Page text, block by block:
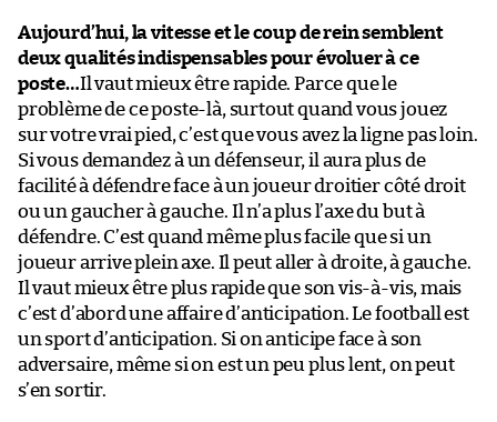
Aujourd’hui, la vitesse et le coup de rein semblent
deux qualités indispensables pour évoluer à ce
poste…Il vaut mieux être rapide. Parce que le
problème de ce poste-là, surtout quand vous jouez
sur votre vrai pied, c’est que vous avez la ligne pas loin.
Si vous demandez à un défenseur, il aura plus de
facilité à défendre face à un joueur droitier côté droit
ou un gaucher à gauche. Il n’a plus l’axe du but à
défendre. C’est quand même plus facile que si un
joueur arrive plein axe. Il peut aller à droite, à gauche.
Il vaut mieux être plus rapide que son vis-à-vis, mais
c’est d’abord une affaire d’anticipation. Le football est
un sport d’anticipation. Si on anticipe face à son
adversaire, même si on est un peu plus lent, on peut
s’en sortir.